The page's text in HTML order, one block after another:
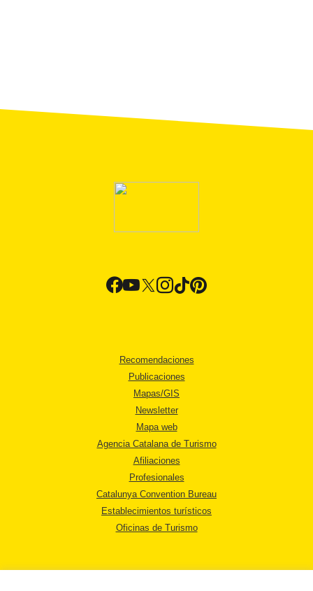
Recomendaciones
Publicaciones
Mapas/GIS
Newsletter
Mapa web
Agencia Catalana de Turismo
Afiliaciones
Profesionales
Catalunya Convention Bureau
Establecimientos turísticos
Oficinas de Turismo